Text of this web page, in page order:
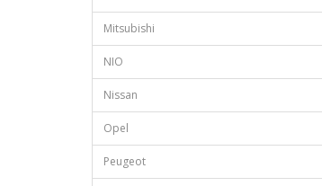
Mitsubishi
NIO
Nissan
Opel
Peugeot